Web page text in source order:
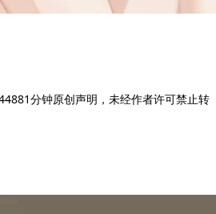
4881分钟原创声明，未经作者许可禁止转